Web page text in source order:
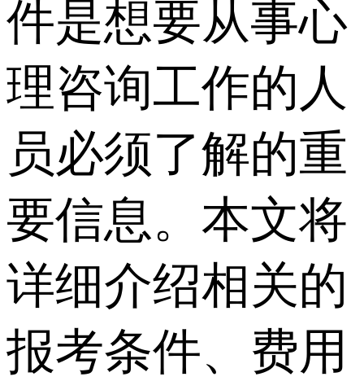
件是想要从事心
理咨询工作的人
员必须了解的重
要信息。本文将
详细介绍相关的
报考条件、费用